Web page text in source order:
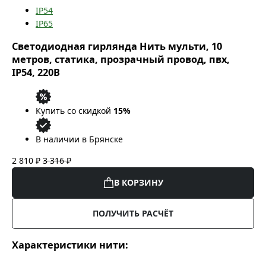
IP54
IP65
Светодиодная гирлянда Нить мульти, 10
метров, статика, прозрачный провод, пвх,
IP54, 220В
Купить со скидкой 15%
В наличии в Брянске
2 810 ₽ 3 316 ₽
В КОРЗИНУ
ПОЛУЧИТЬ РАСЧЁТ
Характеристики нити: